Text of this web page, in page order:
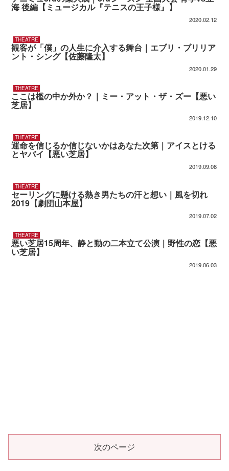
海 後編【ミュージカル『テニスの王子様』】
2020.02.12
THEATRE
観客が「僕」の人生に介入する舞台｜エブリ・ブリリア
ント・シング【佐藤隆太】
2020.01.29
THEATRE
ここは檻の中か外か？｜ミー・アット・ザ・ズー【悪い
芝居】
2019.12.10
THEATRE
運命を信じるか信じないかはあなた次第｜アイスとける
とヤバイ【悪い芝居】
2019.09.08
THEATRE
セーリングに懸ける熱き男たちの汗と想い｜風を切れ
2019【劇団山本屋】
2019.07.02
THEATRE
悪い芝居15周年、静と動の二本立て公演｜野性の恋【悪
い芝居】
2019.06.03
次のページ